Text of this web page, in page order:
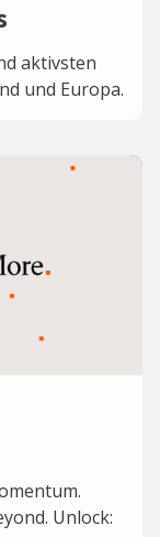
aktivsten
und Europa.
Unlock: